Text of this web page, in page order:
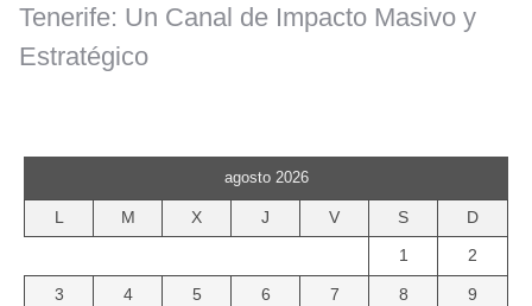
Tenerife: Un Canal de Impacto Masivo y
Estratégico
agosto 2026
L M X J V S D
1 2
3 4 5 6 7 8 9